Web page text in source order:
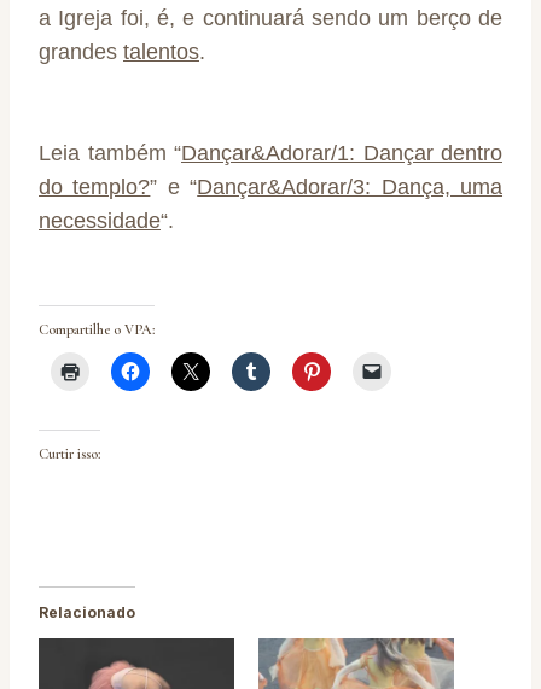
a Igreja foi, é, e continuará sendo um berço de
grandes talentos.
Leia também “Dançar&Adorar/1: Dançar dentro
do templo?” e “Dançar&Adorar/3: Dança, uma
necessidade“.
Compartilhe o VPA:
Curtir isso:
Relacionado